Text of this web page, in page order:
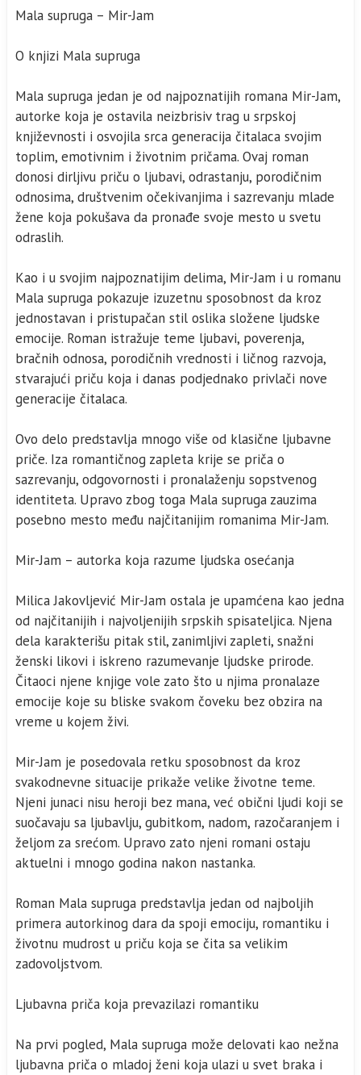
Mala supruga – Mir-Jam
O knjizi Mala supruga
Mala supruga jedan je od najpoznatijih romana Mir-Jam,
autorke koja je ostavila neizbrisiv trag u srpskoj
književnosti i osvojila srca generacija čitalaca svojim
toplim, emotivnim i životnim pričama. Ovaj roman
donosi dirljivu priču o ljubavi, odrastanju, porodičnim
odnosima, društvenim očekivanjima i sazrevanju mlade
žene koja pokušava da pronađe svoje mesto u svetu
odraslih.
Kao i u svojim najpoznatijim delima, Mir-Jam i u romanu
Mala supruga pokazuje izuzetnu sposobnost da kroz
jednostavan i pristupačan stil oslika složene ljudske
emocije. Roman istražuje teme ljubavi, poverenja,
bračnih odnosa, porodičnih vrednosti i ličnog razvoja,
stvarajući priču koja i danas podjednako privlači nove
generacije čitalaca.
Ovo delo predstavlja mnogo više od klasične ljubavne
priče. Iza romantičnog zapleta krije se priča o
sazrevanju, odgovornosti i pronalaženju sopstvenog
identiteta. Upravo zbog toga Mala supruga zauzima
posebno mesto među najčitanijim romanima Mir-Jam.
Mir-Jam – autorka koja razume ljudska osećanja
Milica Jakovljević Mir-Jam ostala je upamćena kao jedna
od najčitanijih i najvoljenijih srpskih spisateljica. Njena
dela karakterišu pitak stil, zanimljivi zapleti, snažni
ženski likovi i iskreno razumevanje ljudske prirode.
Čitaoci njene knjige vole zato što u njima pronalaze
emocije koje su bliske svakom čoveku bez obzira na
vreme u kojem živi.
Mir-Jam je posedovala retku sposobnost da kroz
svakodnevne situacije prikaže velike životne teme.
Njeni junaci nisu heroji bez mana, već obični ljudi koji se
suočavaju sa ljubavlju, gubitkom, nadom, razočaranjem i
željom za srećom. Upravo zato njeni romani ostaju
aktuelni i mnogo godina nakon nastanka.
Roman Mala supruga predstavlja jedan od najboljih
primera autorkinog dara da spoji emociju, romantiku i
životnu mudrost u priču koja se čita sa velikim
zadovoljstvom.
Ljubavna priča koja prevazilazi romantiku
Na prvi pogled, Mala supruga može delovati kao nežna
ljubavna priča o mladoj ženi koja ulazi u svet braka i